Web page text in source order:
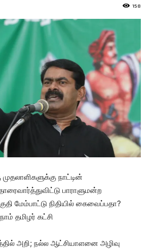
158
நாட்டின்
பாராளுமன்ற
மேம்பாட்டு நிதியில் கைவைப்பதா?
தமிழர் கட்சி
அறி; நல்ல ஆட்சியாளனை அழிவு